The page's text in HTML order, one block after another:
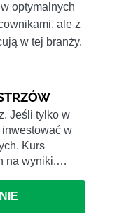
optymalnych
ale z
w tej branży.
Jeśli tylko w
inwestować w
Kurs
na wyniki.…